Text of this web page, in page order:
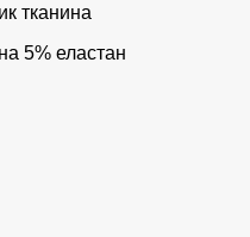
тканина
5% еластан